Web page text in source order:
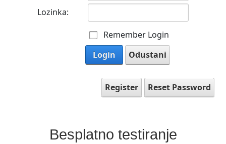
Lozinka:
Remember Login
Login
Odustani
Register Reset Password
Besplatno testiranje